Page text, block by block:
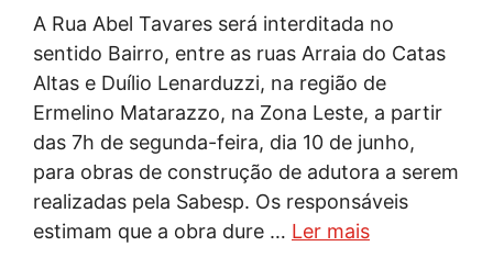
A Rua Abel Tavares será interditada no
sentido Bairro, entre as ruas Arraia do Catas
Altas e Duílio Lenarduzzi, na região de
Ermelino Matarazzo, na Zona Leste, a partir
das 7h de segunda-feira, dia 10 de junho,
para obras de construção de adutora a serem
realizadas pela Sabesp. Os responsáveis
estimam que a obra dure … Ler mais